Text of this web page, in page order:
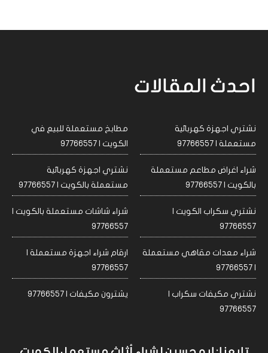
احدث المقالات
نشتري اجهزة كهربائية
مستعملة | 97766557
مطابخ مستعملة للبيع في
الكويت | 97766557
شراء اغراض مطاعم مستعملة
بالكويت | 97766557
نشتري اجهزة كهربائية
مستعملة بالكويت | 97766557
نشتري سكراب الكويت |
97766557
شراء شاشات مستعملة بالكويت |
97766557
شراء معدات مقاهي مستعملة
| 97766557
ارقام شراء اجهزة مستعملة |
97766557
نشتري مكيفات سكراب |
97766557
يشترون مكيفات | 97766557